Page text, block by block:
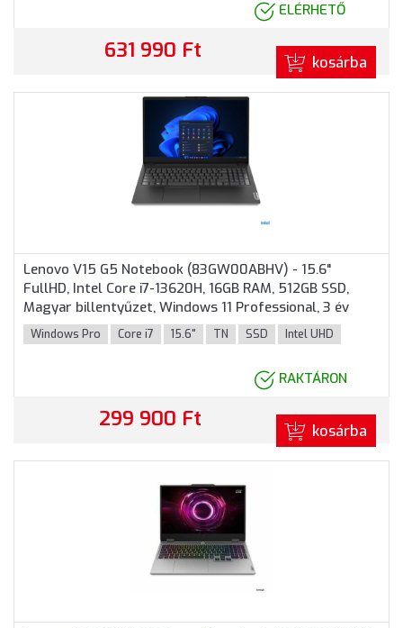
ELÉRHETŐ
631 990 Ft kosárba
Lenovo V15 G5 Notebook (83GW00ABHV) - 15.6"
FullHD, Intel Core i7-13620H, 16GB RAM, 512GB SSD,
Magyar billentyűzet, Windows 11 Professional, 3 év
garancia, Fekete színben
Windows Pro Core i7 15.6" TN SSD Intel UHD
RAKTÁRON
299 900 Ft kosárba